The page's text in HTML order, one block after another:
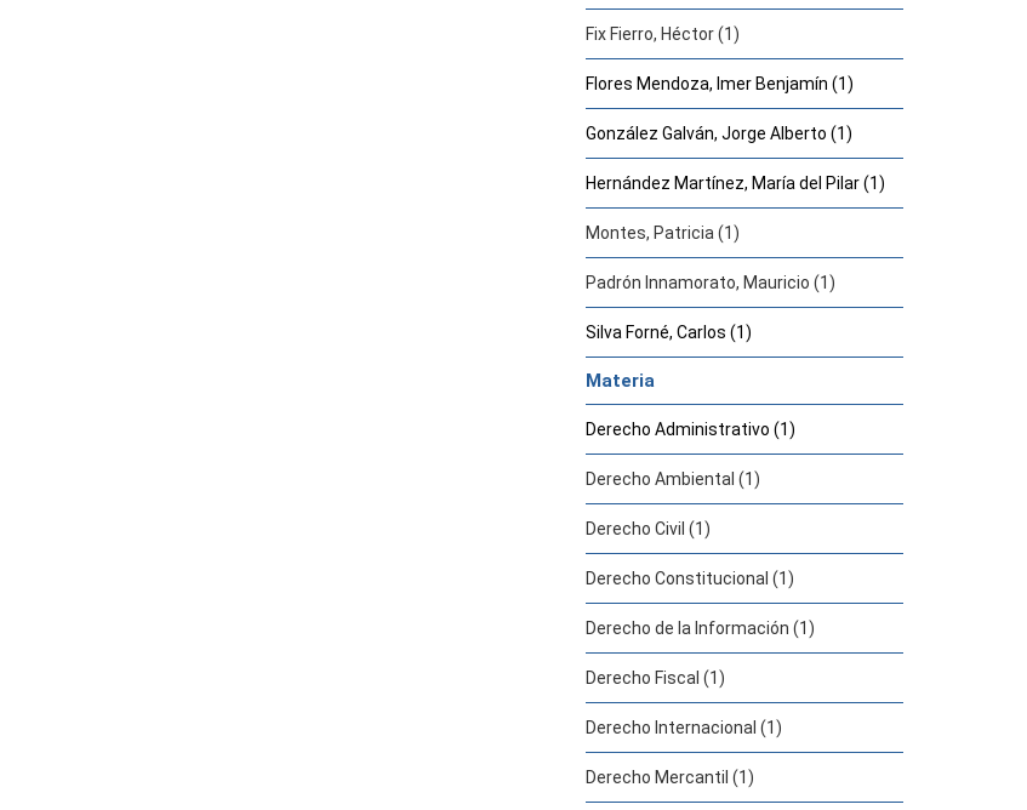
Fix Fierro, Héctor (1)
Flores Mendoza, Imer Benjamín (1)
González Galván, Jorge Alberto (1)
Hernández Martínez, María del Pilar (1)
Montes, Patricia (1)
Padrón Innamorato, Mauricio (1)
Silva Forné, Carlos (1)
Materia
Derecho Administrativo (1)
Derecho Ambiental (1)
Derecho Civil (1)
Derecho Constitucional (1)
Derecho de la Información (1)
Derecho Fiscal (1)
Derecho Internacional (1)
Derecho Mercantil (1)